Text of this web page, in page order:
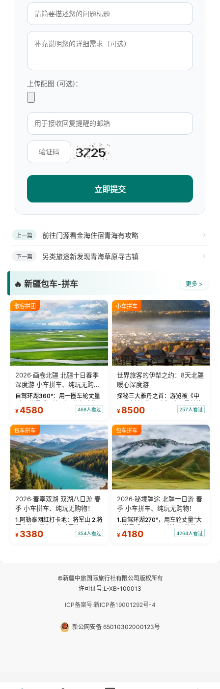
上传配图 (可选)：
立即提交
上一篇 前往门源看金海住宿青海有攻略
下一篇 另类旅途新发现青海草原寻古镇
🔥 新疆包车-拼车 更多 >
散客拼团
2026·画卷北疆 北疆十日春季
深度游 小车拼车、纯玩无购
物！
自驾环湖360°：用一圈车轮丈量
“大西洋最后一滴眼泪”的极致蔚
蓝。 赛湖旅拍：甄选多款风格服
绝美瞬间。 赛湖坦克300跟车视
频：专业摄影师...
¥4580 468人看过
小车拼车
世界旅客的伊犁之约：8天北疆
暖心深度游
探秘三大雅丹之首：游览被《中
国国家地理》评选为“中国最美的
三大雅丹”第一名的克拉玛依魔鬼
瓦人最大村落——禾木村，欣赏
晨雾与小木...
¥ 8500 257人看过
包车拼车
2026·春享双湖 双湖八日游 春
季 小车拼车、纯玩无购物！
1.阿勒泰网红打卡地：将军山 2.将
军山落日缆车，体验雪都风光 3.
将军山，夕阳派对，蹦迪party 4.
¥ 3380 354人看过
包车拼车
2026·秘境疆途 北疆十日游 春
季 小车拼车、纯玩无购物！
1.自驾环湖270°，用车轮丈量“大
西洋最后一滴眼泪”的极致蔚蓝，
让雪山、花海与深邃湖水在转弯
¥4180 4264人看过
©新疆中旅国际旅行社有限公司版权所有
许可证号:L-XB-100013
ICP备案号:新ICP备19001292号-4
新公网安备 65010302000123号